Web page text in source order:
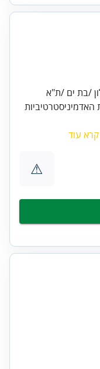
האדמיניסטרטיביות
קרא עוד
⚠